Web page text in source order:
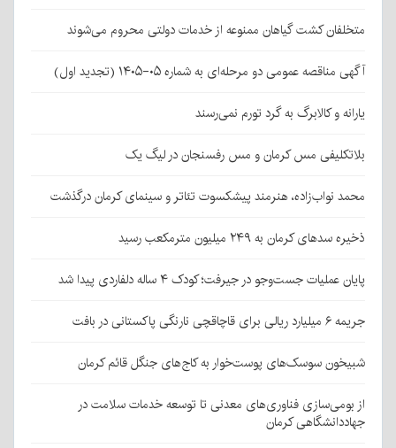
متخلفان کشت گیاهان ممنوعه از خدمات دولتی محروم می‌شوند
آگهی مناقصه عمومی دو مرحله‌ای به شماره ۰۵-۱۴۰۵ (تجدید اول)
یارانه و کالابرگ به گرد تورم نمی‌رسند
بلاتکلیفی مس کرمان و مس رفسنجان در لیگ یک
محمد نواب‌زاده، هنرمند پیشکسوت تئاتر و سینمای کرمان درگذشت
ذخیره سدهای کرمان به ۲۴۹ میلیون مترمکعب رسید
پایان عملیات جست‌وجو در جیرفت؛ کودک ۴ ساله دلفاردی پیدا شد
جریمه ۶ میلیارد ریالی برای قاچاقچی نارنگی پاکستانی در بافت
شبیخون سوسک‌های پوست‌خوار به کاج‌های جنگل قائم کرمان
از بومی‌سازی فناوری‌های معدنی تا توسعه خدمات سلامت در
جهاددانشگاهی کرمان